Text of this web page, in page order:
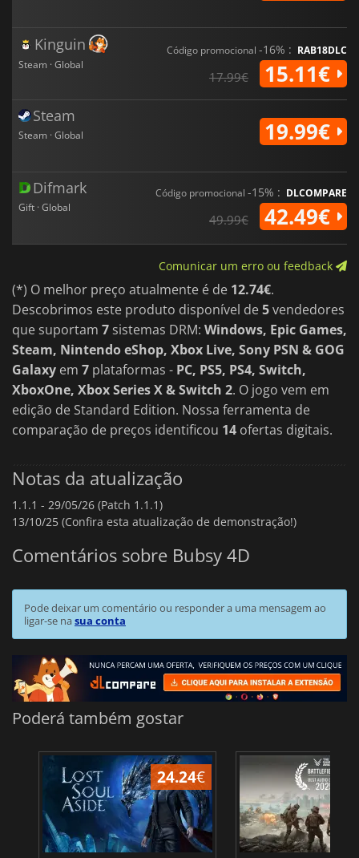
Kinguin
Steam · Global
Código promocional -16% : RAB18DLC
17.99€ 15.11€
Steam
Steam · Global 19.99€
Difmark
Gift · Global
Código promocional -15% : DLCOMPARE
49.99€ 42.49€
Comunicar um erro ou feedback
(*) O melhor preço atualmente é de 12.74€.
Descobrimos este produto disponível de5vendedores
que suportam 7 sistemas DRM: Windows, Epic Games,
Steam, Nintendo eShop, Xbox Live, Sony PSN & GOG
Galaxy em 7 plataformas - PC, PS5, PS4, Switch,
XboxOne, Xbox Series X & Switch 2. O jogo vem em
edição de Standard Edition. Nossa ferramenta de
comparação de preços identificou 14 ofertas digitais.
Notas da atualização
1.1.1 - 29/05/26 (Patch 1.1.1)
13/10/25 (Confira esta atualização de demonstração!)
Comentários sobre Bubsy 4D
Pode deixar um comentário ou responder a uma mensagem ao
ligar-se nasua conta
Poderá também gostar
24.24€